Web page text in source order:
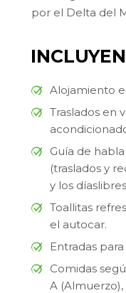
por el Delta del
INCLUYEN
Alojamiento
Traslados en
Guía de
(traslados y
y los
Toallitas
el autocar.
Entradas para
Comidas
A (Almuerzo),